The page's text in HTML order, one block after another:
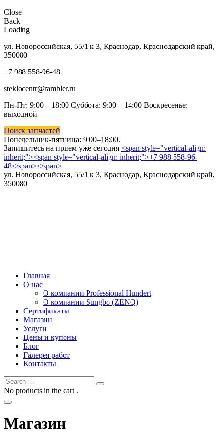
Close
Back
Loading
ул. Новороссийская, 55/1 к 3, Краснодар, Краснодарский край,
350080
+7 988 558-96-48
steklocentr@rambler.ru
Пн-Пт: 9:00 – 18:00 Суббота: 9:00 – 14:00 Воскресенье:
выходной
Поиск запчастей
Понедельник-пятница: 9:00–18:00.
Запишитесь на прием уже сегодня <span style="vertical-align:
inherit;"><span style="vertical-align: inherit;">+7 988 558-96-
48</span></span>
ул. Новороссийская, 55/1 к 3, Краснодар, Краснодарский край,
350080
Главная
О нас
О компании Professional Hundert
О компании Sungbo (ZENQ)
Сертификаты
Магазин
Услуги
Цены и купоны
Блог
Галерея работ
Контакты
No products in the cart .
Магазин